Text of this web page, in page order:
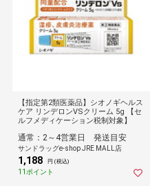
【指定第2類医薬品】シオノギヘルス
ケア リンデロンVSクリーム 5g 【セ
ルフメディケーション税制対象】
通常：2～4営業日 発送目安
サンドラッグe-shop JRE MALL店
1,188 円 (税込)
11ポイント